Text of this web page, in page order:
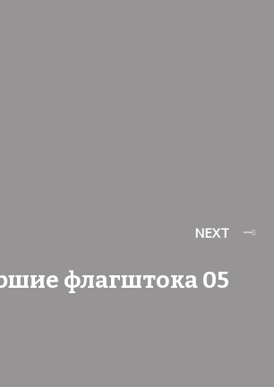
NEXT
флагштока 05